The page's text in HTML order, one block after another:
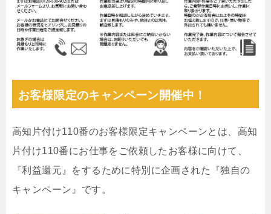
お客様限定のキャンペーン開催中！
高知片付け110番のお客様限定キャンペーンとは、高知
片付け110番にお仕事をご依頼したお客様に向けて、
『利益還元』をするために特別に企画された『独自の
キャンペーン』です。